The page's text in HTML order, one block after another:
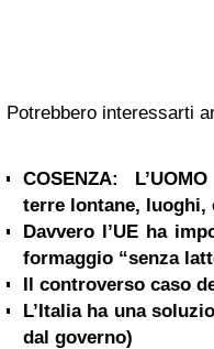
Potrebbero interessarti
COSENZA:
terre lontane, luoghi,
Davvero l’UE ha
formaggio “senza
Il controverso caso
L’Italia ha una
dal governo)